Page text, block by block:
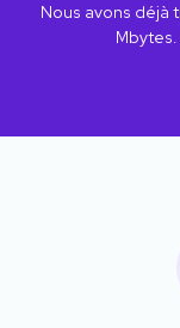
Nous avons déjà
Mbytes.